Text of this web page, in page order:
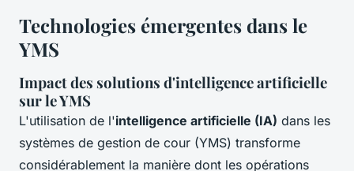
Technologies émergentes dans le
YMS
Impact des solutions d'intelligence artificielle
sur le YMS
L'utilisation de l'intelligence artificielle (IA) dans les
systèmes de gestion de cour (YMS) transforme
considérablement la manière dont les opérations